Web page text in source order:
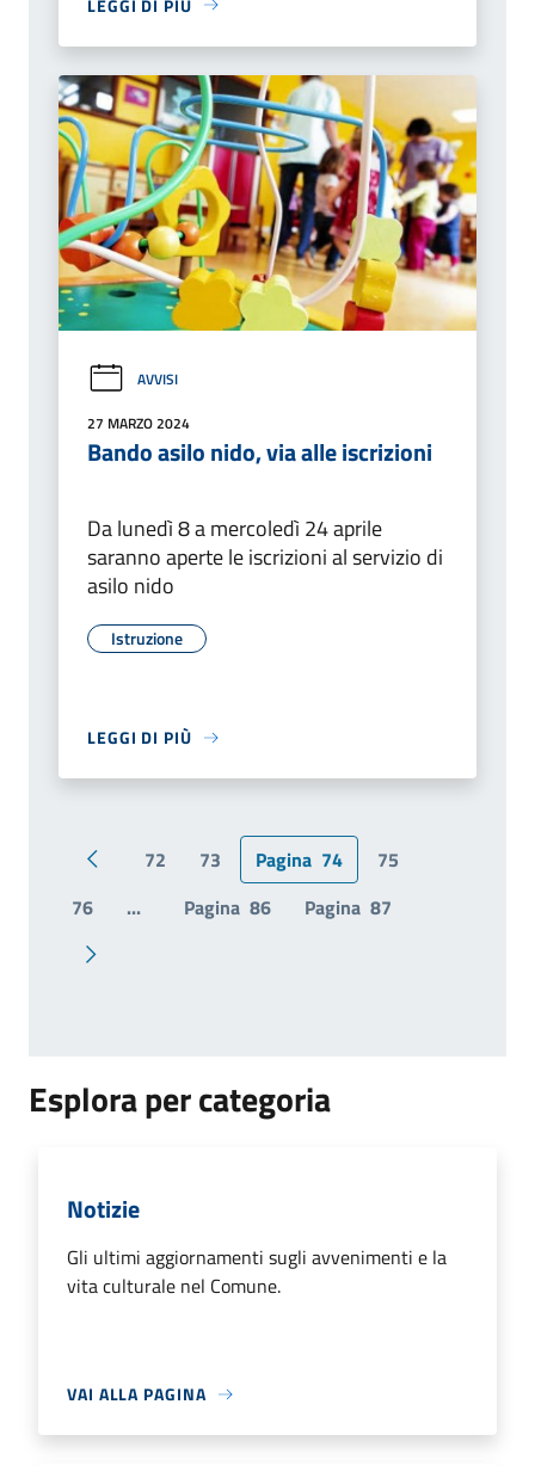
AVVISI
27 MARZO 2024
Bando asilo nido, via alle iscrizioni
Da lunedì 8 a mercoledì 24 aprile
saranno aperte le iscrizioni al servizio di
asilo nido
Istruzione
LEGGI DI PIÙ
Pagina precedente
72 73 Pagina 74
75
76
... Pagina 86 Pagina 87
Pagina successiva
Esplora per categoria
Notizie
Gli ultimi aggiornamenti sugli avvenimenti e la
vita culturale nel Comune.
VAI ALLA PAGINA